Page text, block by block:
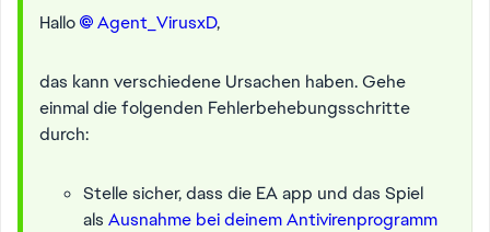
Hallo Agent_VirusxD​,
das kann verschiedene Ursachen haben. Gehe
einmal die folgenden Fehlerbehebungsschritte
durch:
Stelle sicher, dass die EA app und das Spiel
als Ausnahme bei deinem Antivirenprogramm